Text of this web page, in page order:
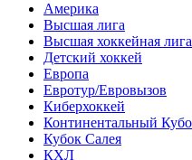
Америка
Высшая лига
Высшая хоккейная лига
Детский хоккей
Европа
Евротур/Евровызов
Киберхоккей
Континентальный
Кубок Салея
КХЛ